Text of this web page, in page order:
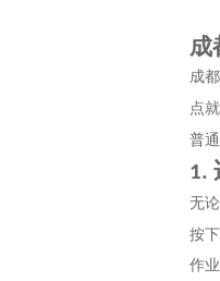
成
成
点
普
1.
无
按
作